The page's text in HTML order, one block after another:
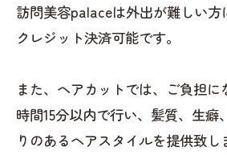
訪問美容palaceは外出が難しい方
クレジット決済可能です。
また、ヘアカットでは、ご負担に
時間15分以内で行い、髪質、生癖
りのあるヘアスタイルを提供致し